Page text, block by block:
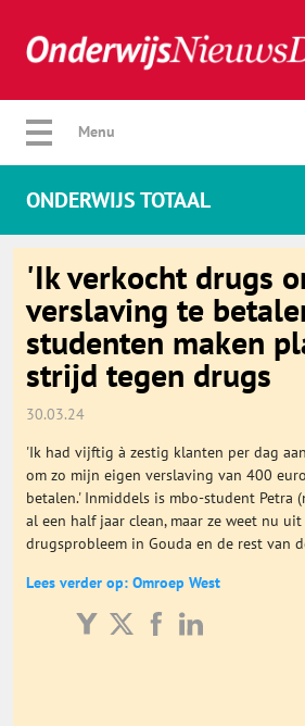
Verberg menu
Home
Favorieten
Categorie
Algemeen
Onderwijs Totaal
Basisonderwijs
Hoger Onderwijs
Menu
ONDERWIJS TOTAAL
'Ik verkocht drugs
verslaving te
studenten maken
strijd tegen drugs
30.03.24
'Ik had vijftig à zestig klanten per dag
om zo mijn eigen verslaving van 400
betalen.' Inmiddels is mbo-student Petra
al een half jaar clean, maar ze weet nu
drugsprobleem in Gouda en de rest van
Lees verder op: Omroep West